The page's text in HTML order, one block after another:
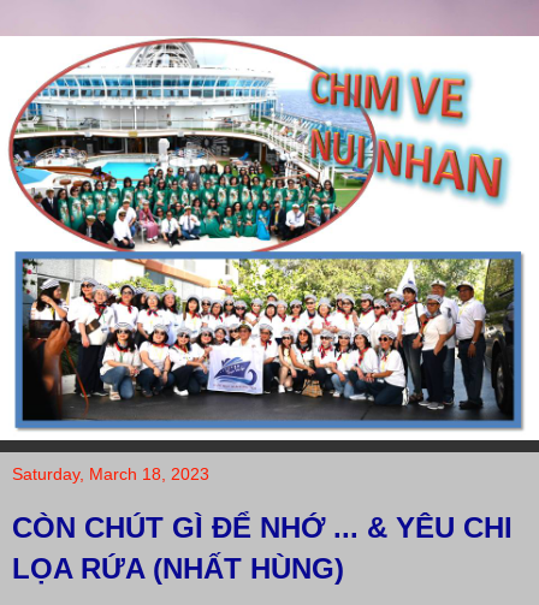
Saturday, March 18, 2023
CÒN CHÚT GÌ ĐỂ NHỚ ... & YÊU CHI
LỌA RỨA (NHẤT HÙNG)